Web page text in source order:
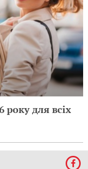
року для всіх